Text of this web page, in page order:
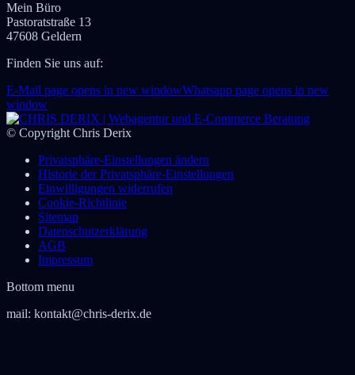
Mein Büro
Pastoratstraße 13
47608 Geldern
Finden Sie uns auf:
E-Mail page opens in new windowWhatsapp page opens in new
window
© Copyright Chris Derix
Privatsphäre-Einstellungen ändern
Historie der Privatsphäre-Einstellungen
Einwilligungen widerrufen
Cookie-Richtlinie
Sitemap
Datenschutzerklärung
AGB
Impressum
Bottom menu
mail: kontakt@chris-derix.de